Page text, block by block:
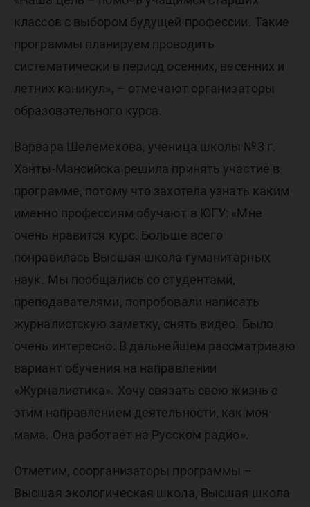
классов с выбором будущей профессии. Такие
программы планируем проводить
систематически в период осенних, весенних и
летних каникул», – отмечают организаторы
образовательного курса.
Варвара Шелемехова, ученица школы №3 г.
Ханты-Мансийска решила принять участие в
программе, потому что захотела узнать каким
именно профессиям обучают в ЮГУ: «Мне
очень нравится курс. Больше всего
понравилась Высшая школа гуманитарных
наук. Мы пообщались со студентами,
преподавателями, попробовали написать
журналистскую заметку, снять видео. Было
очень интересно. В дальнейшем рассматриваю
вариант обучения на направлении
«Журналистика». Хочу связать свою жизнь с
этим направлением деятельности, как моя
мама. Она работает на Русском радио».
Отметим, соорганизаторы программы –
Высшая экологическая школа, Высшая школа